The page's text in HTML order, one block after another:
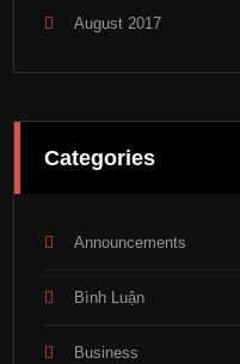
August 2017
Categories
Announcements
Bình Luận
Business